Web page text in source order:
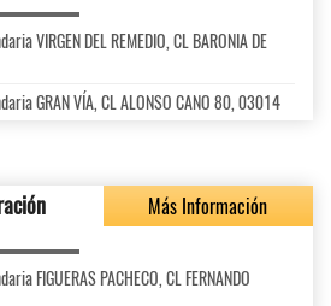
VIRGEN DEL REMEDIO, CL BARONIA DE
GRAN VÍA, CL ALONSO CANO 80, 03014
Más Información
FIGUERAS PACHECO, CL FERNANDO